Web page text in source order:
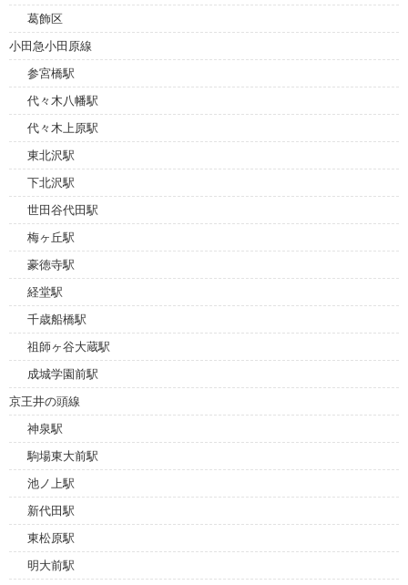
葛飾区
小田急小田原線
参宮橋駅
代々木八幡駅
代々木上原駅
東北沢駅
下北沢駅
世田谷代田駅
梅ヶ丘駅
豪徳寺駅
経堂駅
千歳船橋駅
祖師ヶ谷大蔵駅
成城学園前駅
京王井の頭線
神泉駅
駒場東大前駅
池ノ上駅
新代田駅
東松原駅
明大前駅